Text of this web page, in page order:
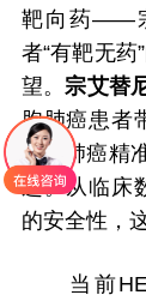
靶向药——
者“有靶无
望。宗艾替
胞肺癌患者
推动肺癌精
进。从临床
的安全性，
当前